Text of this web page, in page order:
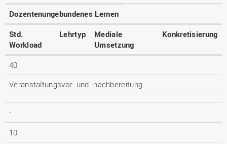
Dozentenungebundenes Lernen
Std.
Workload
Lehrtyp
Mediale
Umsetzung
Konkretisierung
40
Veranstaltungsvor- und -nachbereitung
-
10